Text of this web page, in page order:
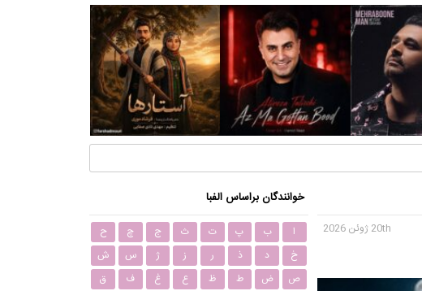
20th ژوئن 2026
خوانندگان براساس الفبا
ا ب پ ت ث ج چ
ح
خ
د ذ ر ز ژ س
ش
ص
ض ط ظ ع غ ف
ق